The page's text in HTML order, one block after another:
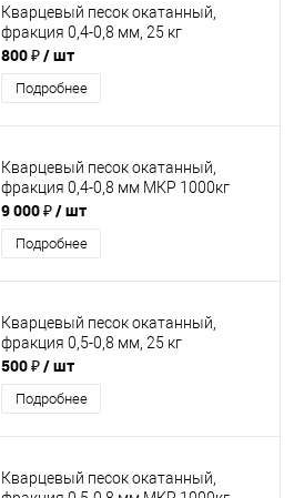
Кварцевый песок окатанный,
фракция 0,4-0,8 мм, 25 кг
800 ₽/ шт
Подробнее
Кварцевый песок окатанный,
фракция 0,4-0,8 мм МКР 1000кг
9 000 ₽/ шт
Подробнее
Кварцевый песок окатанный,
фракция 0,5-0,8 мм, 25 кг
500 ₽/ шт
Подробнее
Кварцевый песок окатанный,